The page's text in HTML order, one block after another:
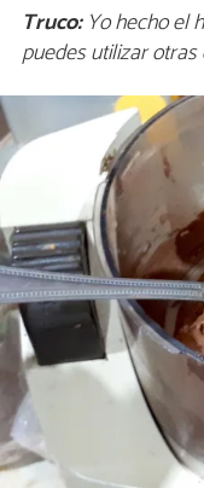
Truco:Yo hecho el
puedes utilizar otras